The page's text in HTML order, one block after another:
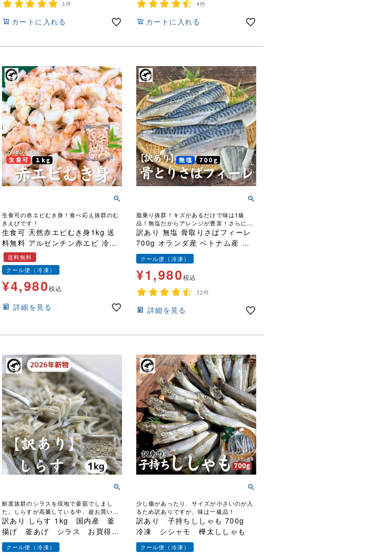
1件
カートに入れる
4件
カートに入れる
生食可の赤エビむき身！食べ応え抜群のむ
きえびです！
生食可 天然赤エビむき身1kg 送
料無料 アルゼンチン赤エビ 冷凍
バラ凍結 海老 BIGむきえび エビ
チリ 無頭
送料無料
クール便（冷凍）
¥4,980税込
詳細を見る
脂乗り抜群！キズがあるだけで味は1級
品！無塩だからアレンジが豊富！さらに骨
取りだからお子様にも安心！
訳あり 無塩 骨取りさばフィーレ
700g オランダ産 ベトナム産 フ
ェロー諸島 イギリス産 鯖 サバ
キズ有 傷 塩なし お弁当 ほねと
り
クール便（冷凍）
¥1,980税込
32件
詳細を見る
鮮度抜群のシラスを現地で釜茹でしまし
た。しらすが高騰している中、超お買い得
な価格で大放出いたします。
訳あり しらす 1kg 国内産 釜
揚げ 釜あげ シラス お買得
最安値に挑戦
クール便（冷凍）
少し傷があったり、サイズが小さいのが入
るため訳ありですが、味は一級品！
訳あり 子持ちししゃも 700g
冷凍 シシャモ 樺太ししゃも
クール便（冷凍）